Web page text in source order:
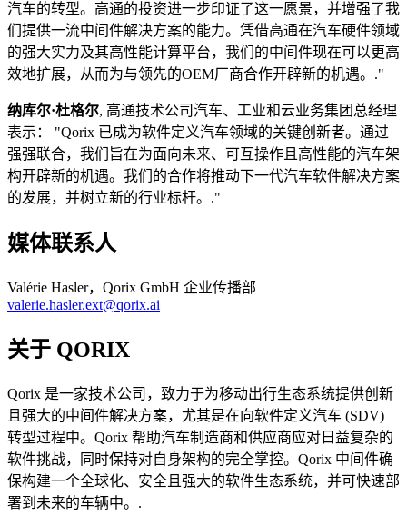
汽车的转型。高通的投资进一步印证了这一愿景，并增强了我
们提供一流中间件解决方案的能力。凭借高通在汽车硬件领域
的强大实力及其高性能计算平台，我们的中间件现在可以更高
效地扩展，从而为与领先的OEM厂商合作开辟新的机遇。.
纳库尔·杜格尔, 高通技术公司汽车、工业和云业务集团总经理
表示：
Qorix 已成为软件定义汽车领域的关键创新者。通过
强强联合，我们旨在为面向未来、可互操作且高性能的汽车架
构开辟新的机遇。我们的合作将推动下一代汽车软件解决方案
的发展，并树立新的行业标杆。.
媒体联系人
Valérie Hasler，Qorix GmbH 企业传播部
valerie.hasler.ext@qorix.ai
关于 QORIX
Qorix 是一家技术公司，致力于为移动出行生态系统提供创新
且强大的中间件解决方案，尤其是在向软件定义汽车 (SDV)
转型过程中。Qorix 帮助汽车制造商和供应商应对日益复杂的
软件挑战，同时保持对自身架构的完全掌控。Qorix 中间件确
保构建一个全球化、安全且强大的软件生态系统，并可快速部
署到未来的车辆中。.